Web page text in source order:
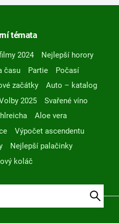
témata
2024
Nejlepší horory
času Partie
Počasí
začátky
Auto – katalog
2025
Svařené víno
Aloe vera
Výpočet ascendentu
Nejlepší palačinky
koláč